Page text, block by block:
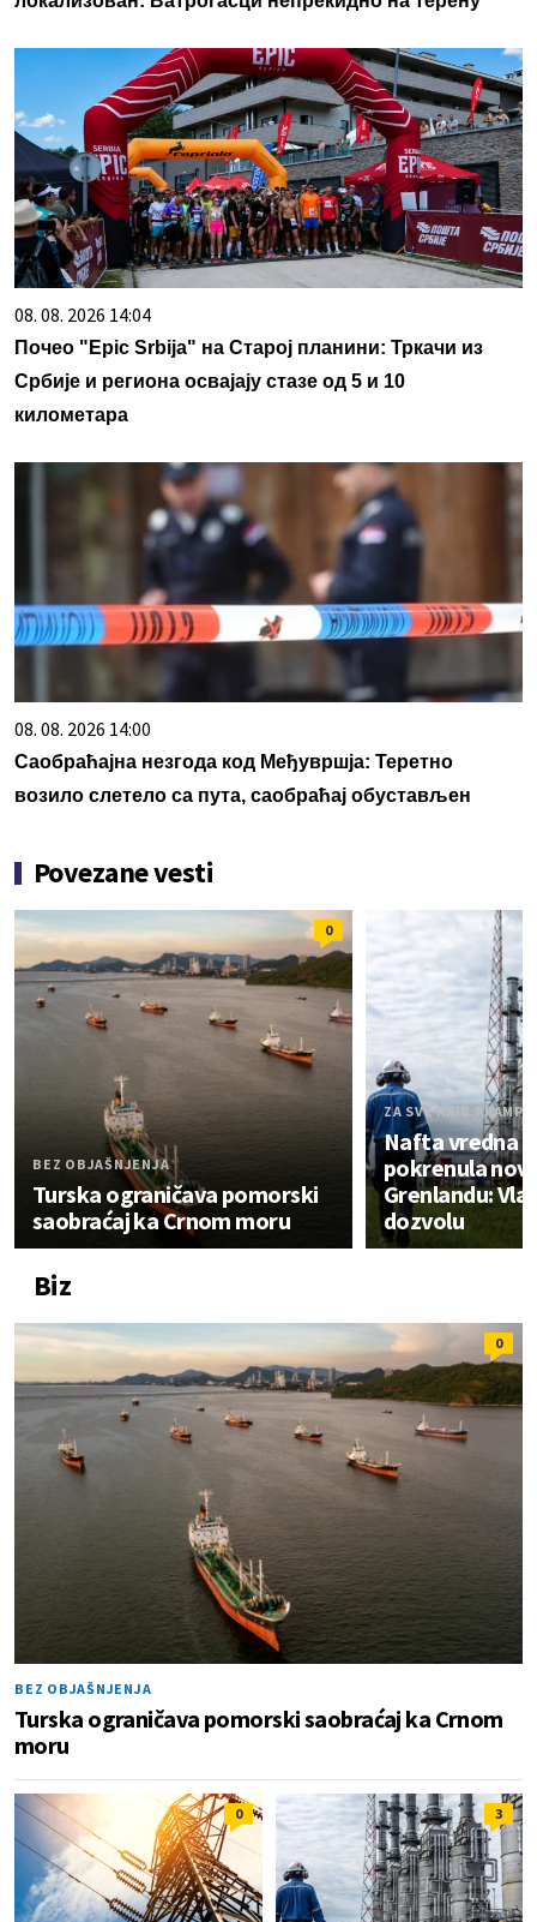
08. 08. 2026 14:04
Почео "Epic Srbija" на Старој планини: Тркачи из
Србије и региона освајају стазе од 5 и 10
километара
08. 08. 2026 14:00
Саобраћајна незгода код Међувршја: Теретно
возило слетело са пута, саобраћај обустављен
Povezane vesti
0
BEZ OBJAŠNJENJA
Turska ograničava pomorski
saobraćaj ka Crnom moru
ZA SVE KRIV TRAMP?
Nafta vredna
pokrenula
Grenlandu:
dozvolu
Biz
0
BEZ OBJAŠNJENJA
Turska ograničava pomorski saobraćaj ka Crnom
moru
0 3